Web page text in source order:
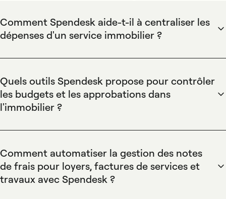
Comment Spendesk aide-t-il à centraliser les
dépenses d'un service immobilier ?
regroupant paiements, reçus et budgets dans une seule
limites et historique des transactions. Spendesk offre un flux
d'approbation intégré et des rapports exportables pour
faciliter le suivi des loyers, travaux et services dans la
Quels outils Spendesk propose pour contrôler
les budgets et les approbations dans
l'immobilier ?
dépenses et approbations multi-niveaux pour attribuer
pré-autorisées et des workflows d'approbation
personnalisables qui empêchent les dépassements et
garantissent la traçabilité des décisions financières.
Comment automatiser la gestion des notes
de frais pour loyers, factures de services et
travaux avec Spendesk ?